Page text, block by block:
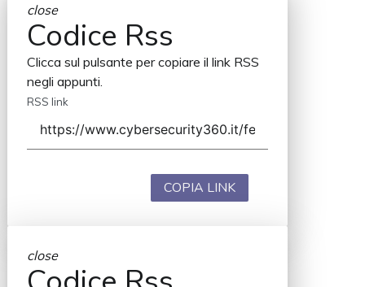
close
Codice Rss
Clicca sul pulsante per copiare il link RSS
negli appunti.
RSS link
COPIA LINK
close